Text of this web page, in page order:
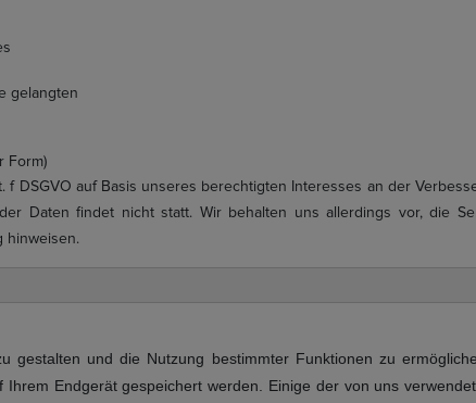
gelangten
Form)
f DSGVO auf Basis unseres berechtigten Interesses an der
Daten findet nicht statt. Wir behalten uns allerdings vor, die
hinweisen.
gestalten und die Nutzung bestimmter Funktionen zu
Endgerät gespeichert werden. Einige der von uns